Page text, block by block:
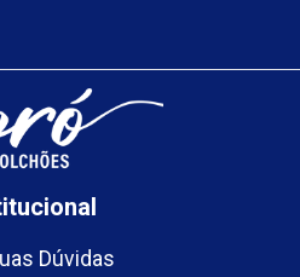
Dúvidas